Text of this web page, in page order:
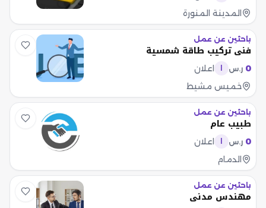
المدينة المنورة
باحثين عن عمل
فني تركيب طاقة شمسية
0 ر.س
اعلان
خميس مشيط
باحثين عن عمل
طبيب عام
0 ر.س
اعلان
الدمام
باحثين عن عمل
مهندس مدني